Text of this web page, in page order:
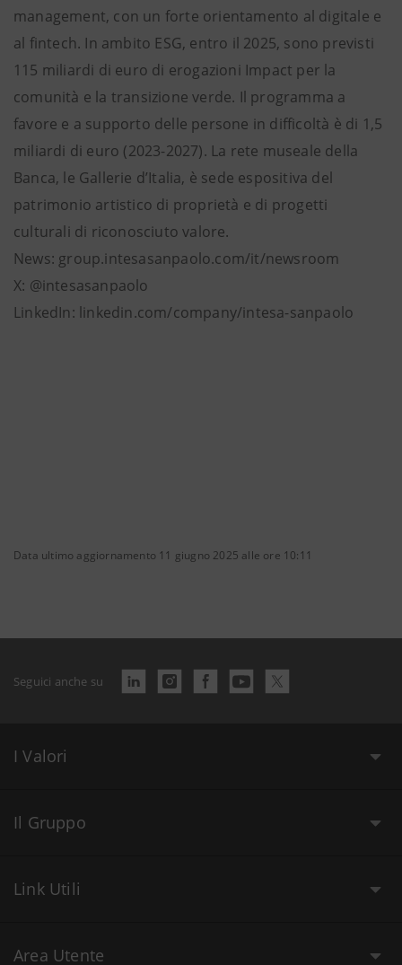
management, con un forte orientamento al digitale e
al fintech. In ambito ESG, entro il 2025, sono previsti
115 miliardi di euro di erogazioni Impact per la
comunità e la transizione verde. Il programma a
favore e a supporto delle persone in difficoltà è di 1,5
miliardi di euro (2023-2027). La rete museale della
Banca, le Gallerie d’Italia, è sede espositiva del
patrimonio artistico di proprietà e di progetti
culturali di riconosciuto valore.
News: group.intesasanpaolo.com/it/newsroom
X: @intesasanpaolo
LinkedIn: linkedin.com/company/intesa-sanpaolo
Data ultimo aggiornamento 11 giugno 2025 alle ore 10:11
Seguici anche su
I Valori
Il Gruppo
Link Utili
Area Utente